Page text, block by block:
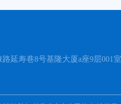
延寿巷8号基隆大厦a座9层001室